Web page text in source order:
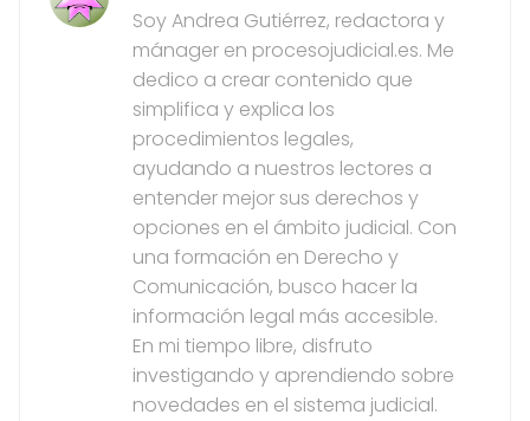
Soy Andrea Gutiérrez, redactora y
mánager en procesojudicial.es. Me
dedico a crear contenido que
simplifica y explica los
procedimientos legales,
ayudando a nuestros lectores a
entender mejor sus derechos y
opciones en el ámbito judicial. Con
una formación en Derecho y
Comunicación, busco hacer la
información legal más accesible.
En mi tiempo libre, disfruto
investigando y aprendiendo sobre
novedades en el sistema judicial.